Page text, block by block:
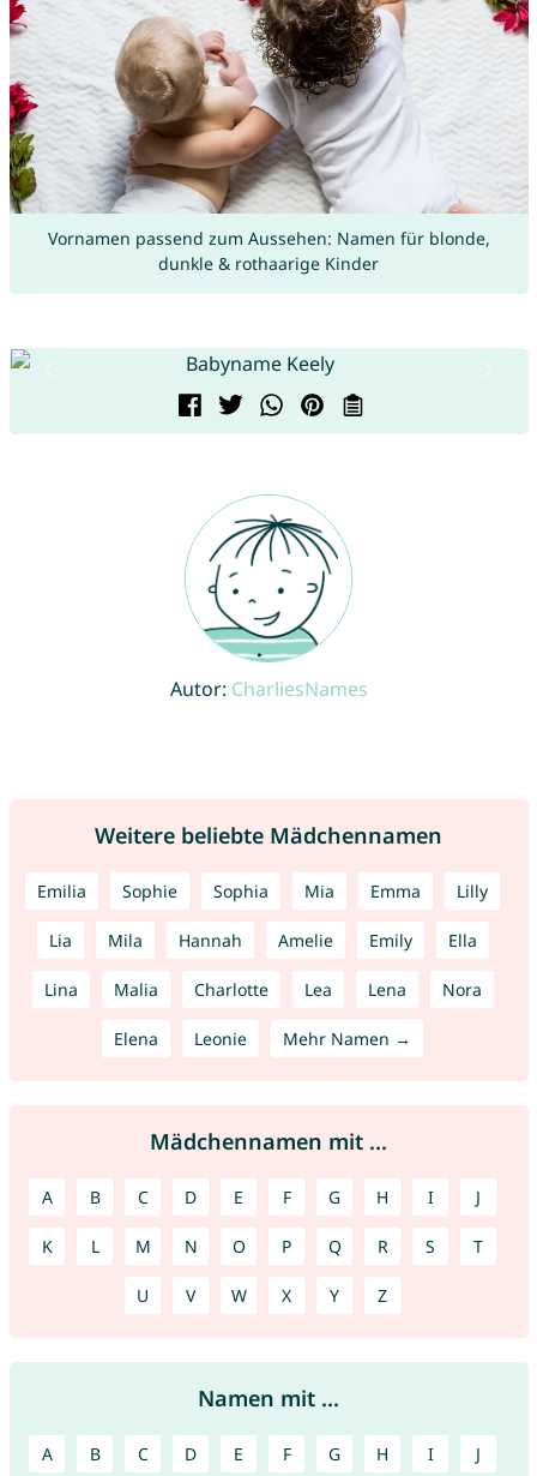
Vornamen passend zum Aussehen: Namen für blonde,
dunkle & rothaarige Kinder
Autor: CharliesNames
Weitere beliebte Mädchennamen
Emilia Sophie Sophia Mia Emma Lilly
Lia Mila Hannah Amelie Emily Ella
Lina Malia Charlotte Lea Lena Nora
Elena Leonie Mehr Namen →
Mädchennamen mit ...
A B C D E F G H I J
K L M N O P Q R S T
U V W X Y Z
Namen mit ...
A B C D E F G H I J